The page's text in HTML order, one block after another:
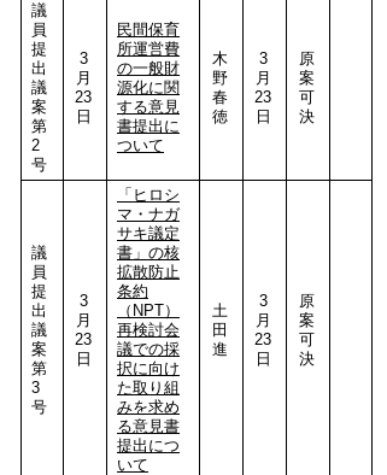
議
員
提
出
議
案
第
2
号
3
月
23
日
民間保育
所運営費
の一般財
源化に関
する意見
書提出に
ついて
木
野
春
徳
3
月
23
日
原
案
可
決
議
員
提
出
議
案
第
3
号
3
月
23
日
「ヒロシ
マ・ナガ
サキ議定
書」の核
拡散防止
条約
（NPT）
再検討会
議での採
択に向け
た取り組
みを求め
る意見書
提出につ
いて
土
田
進
3
月
23
日
原
案
可
決